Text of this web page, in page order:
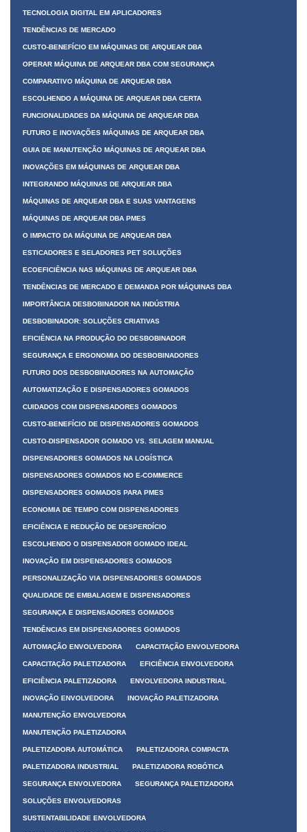
TECNOLOGIA DIGITAL EM APLICADORES
TENDÊNCIAS DE MERCADO
CUSTO-BENEFÍCIO EM MÁQUINAS DE ARQUEAR DBA
OPERAR MÁQUINA DE ARQUEAR DBA COM SEGURANÇA
COMPARATIVO MÁQUINA DE ARQUEAR DBA
ESCOLHENDO A MÁQUINA DE ARQUEAR DBA CERTA
FUNCIONALIDADES DA MÁQUINA DE ARQUEAR DBA
FUTURO E INOVAÇÕES MÁQUINAS DE ARQUEAR DBA
GUIA DE MANUTENÇÃO MÁQUINAS DE ARQUEAR DBA
INOVAÇÕES EM MÁQUINAS DE ARQUEAR DBA
INTEGRANDO MÁQUINAS DE ARQUEAR DBA
MÁQUINAS DE ARQUEAR DBA E SUAS VANTAGENS
MÁQUINAS DE ARQUEAR DBA PMES
O IMPACTO DA MÁQUINA DE ARQUEAR DBA
ESTICADORES E SELADORES PET SOLUÇÕES
ECOEFICIÊNCIA NAS MÁQUINAS DE ARQUEAR DBA
TENDÊNCIAS DE MERCADO E DEMANDA POR MÁQUINAS DBA
IMPORTÂNCIA DESBOBINADOR NA INDÚSTRIA
DESBOBINADOR: SOLUÇÕES CRIATIVAS
EFICIÊNCIA NA PRODUÇÃO DO DESBOBINADOR
SEGURANÇA E ERGONOMIA DO DESBOBINADORES
FUTURO DOS DESBOBINADORES NA AUTOMAÇÃO
AUTOMATIZAÇÃO E DISPENSADORES GOMADOS
CUIDADOS COM DISPENSADORES GOMADOS
CUSTO-BENEFÍCIO DE DISPENSADORES GOMADOS
CUSTO-DISPENSADOR GOMADO VS. SELAGEM MANUAL
DISPENSADORES GOMADOS NA LOGÍSTICA
DISPENSADORES GOMADOS NO E-COMMERCE
DISPENSADORES GOMADOS PARA PMES
ECONOMIA DE TEMPO COM DISPENSADORES
EFICIÊNCIA E REDUÇÃO DE DESPERDÍCIO
ESCOLHENDO O DISPENSADOR GOMADO IDEAL
INOVAÇÃO EM DISPENSADORES GOMADOS
PERSONALIZAÇÃO VIA DISPENSADORES GOMADOS
QUALIDADE DE EMBALAGEM E DISPENSADORES
SEGURANÇA E DISPENSADORES GOMADOS
TENDÊNCIAS EM DISPENSADORES GOMADOS
AUTOMAÇÃO ENVOLVEDORA CAPACITAÇÃO ENVOLVEDORA
CAPACITAÇÃO PALETIZADORA EFICIÊNCIA ENVOLVEDORA
EFICIÊNCIA PALETIZADORA ENVOLVEDORA INDUSTRIAL
INOVAÇÃO ENVOLVEDORA INOVAÇÃO PALETIZADORA
MANUTENÇÃO ENVOLVEDORA
MANUTENÇÃO PALETIZADORA
PALETIZADORA AUTOMÁTICA PALETIZADORA COMPACTA
PALETIZADORA INDUSTRIAL PALETIZADORA ROBÓTICA
SEGURANÇA ENVOLVEDORA SEGURANÇA PALETIZADORA
SOLUÇÕES ENVOLVEDORAS
SUSTENTABILIDADE ENVOLVEDORA